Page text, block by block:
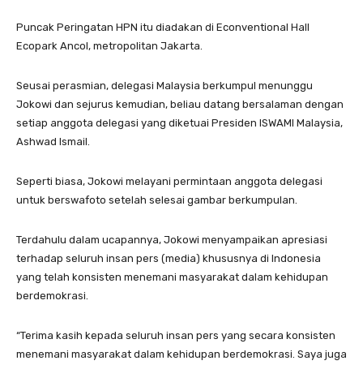
Puncak Peringatan HPN itu diadakan di Econventional Hall
Ecopark Ancol, metropolitan Jakarta.
Seusai perasmian, delegasi Malaysia berkumpul menunggu
Jokowi dan sejurus kemudian, beliau datang bersalaman dengan
setiap anggota delegasi yang diketuai Presiden ISWAMI Malaysia,
Ashwad Ismail.
Seperti biasa, Jokowi melayani permintaan anggota delegasi
untuk berswafoto setelah selesai gambar berkumpulan.
Terdahulu dalam ucapannya, Jokowi menyampaikan apresiasi
terhadap seluruh insan pers (media) khususnya di Indonesia
yang telah konsisten menemani masyarakat dalam kehidupan
berdemokrasi.
“Terima kasih kepada seluruh insan pers yang secara konsisten
menemani masyarakat dalam kehidupan berdemokrasi. Saya juga